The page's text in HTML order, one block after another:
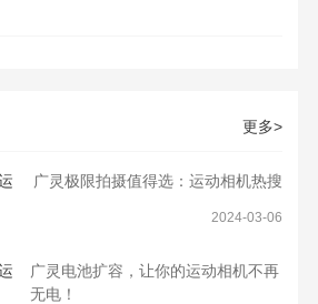
更多>
广灵极限拍摄值得选：运动相机热搜
2024-03-06
广灵电池扩容，让你的运动相机不再
无电！